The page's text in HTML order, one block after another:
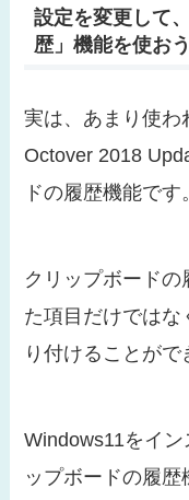
設定を変更して
歴」機能を使おう
実は、あまり使わ
Octover 2018
ドの履歴機能です
クリップボードの
た項目だけでは
り付けることがで
Windows11をイ
ップボードの履歴